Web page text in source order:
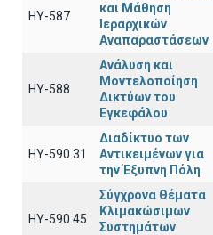
ΗΥ-587
και Μάθηση
Ιεραρχικών
Αναπαραστάσεων
ΗΥ-588
Ανάλυση και
Μοντελοποίηση
Δικτύων του
Εγκεφάλου
ΗΥ-590.31
Διαδίκτυο των
Αντικειμένων για
την Έξυπνη Πόλη
ΗΥ-590.45
Σύγχρονα Θέματα
Κλιμακώσιμων
Συστημάτων